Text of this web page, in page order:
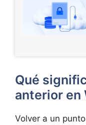
Qué
anterior en
Volver a un